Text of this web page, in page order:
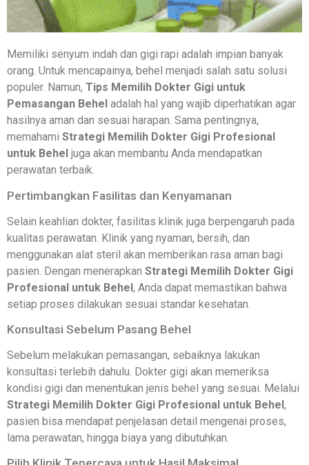
Memiliki senyum indah dan gigi rapi adalah impian banyak
orang. Untuk mencapainya, behel menjadi salah satu solusi
populer. Namun, Tips Memilih Dokter Gigi untuk
Pemasangan Behel adalah hal yang wajib diperhatikan agar
hasilnya aman dan sesuai harapan. Sama pentingnya,
memahami Strategi Memilih Dokter Gigi Profesional
untuk Behel juga akan membantu Anda mendapatkan
perawatan terbaik.
Pertimbangkan Fasilitas dan Kenyamanan
Selain keahlian dokter, fasilitas klinik juga berpengaruh pada
kualitas perawatan. Klinik yang nyaman, bersih, dan
menggunakan alat steril akan memberikan rasa aman bagi
pasien. Dengan menerapkan Strategi Memilih Dokter Gigi
Profesional untuk Behel, Anda dapat memastikan bahwa
setiap proses dilakukan sesuai standar kesehatan.
Konsultasi Sebelum Pasang Behel
Sebelum melakukan pemasangan, sebaiknya lakukan
konsultasi terlebih dahulu. Dokter gigi akan memeriksa
kondisi gigi dan menentukan jenis behel yang sesuai. Melalui
Strategi Memilih Dokter Gigi Profesional untuk Behel,
pasien bisa mendapat penjelasan detail mengenai proses,
lama perawatan, hingga biaya yang dibutuhkan.